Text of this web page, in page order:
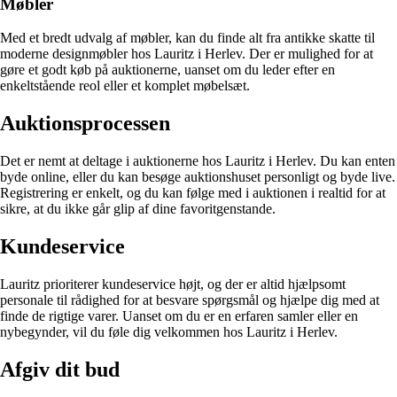
Med et bredt udvalg af møbler, kan du finde alt fra antikke skatte til
moderne designmøbler hos Lauritz i Herlev. Der er mulighed for at
gøre et godt køb på auktionerne, uanset om du leder efter en
enkeltstående reol eller et komplet møbelsæt.
Auktionsprocessen
Det er nemt at deltage i auktionerne hos Lauritz i Herlev. Du kan enten
byde online, eller du kan besøge auktionshuset personligt og byde live.
Registrering er enkelt, og du kan følge med i auktionen i realtid for at
sikre, at du ikke går glip af dine favoritgenstande.
Kundeservice
Lauritz prioriterer kundeservice højt, og der er altid hjælpsomt
personale til rådighed for at besvare spørgsmål og hjælpe dig med at
finde de rigtige varer. Uanset om du er en erfaren samler eller en
nybegynder, vil du føle dig velkommen hos Lauritz i Herlev.
Afgiv dit bud